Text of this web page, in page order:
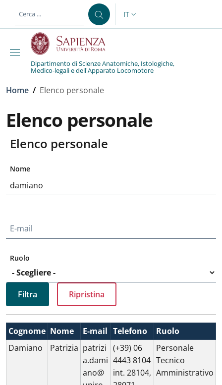
al contenuto principale
SELETTORE LINGUA:
IT
Dipartimento di Scienze Anatomiche, Istologiche,
Medico-legali e dell'Apparato Locomotore
Briciole di pane
Home / Elenco personale
Elenco personale
Elenco personale
Nome
E-mail
Ruolo
Cognome Nome E-mail Telefono
Ruolo
Damiano
Patrizia patrizi
a.dami
ano@
(+39) 06
4443 8104
int. 28104,
Personale
Tecnico
Amministrativo